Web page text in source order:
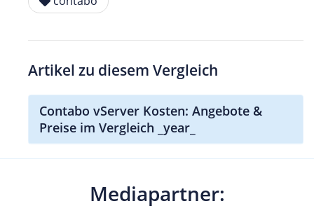
Artikel zu diesem Vergleich
Contabo vServer Kosten: Angebote &
Preise im Vergleich _year_
Mediapartner: